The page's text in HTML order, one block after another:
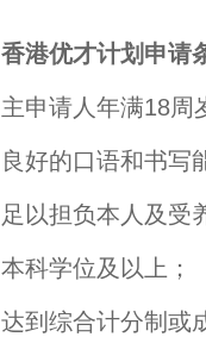
香港优才计划申请
主申请人年满18周
良好的口语和书写
足以担负本人及受
本科学位及以上；
达到综合计分制或